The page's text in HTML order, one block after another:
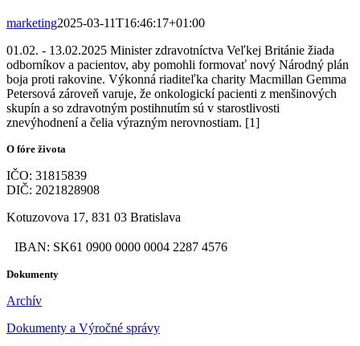
marketing2025-03-11T16:46:17+01:00
01.02. - 13.02.2025 Minister zdravotníctva Veľkej Británie žiada
odborníkov a pacientov, aby pomohli formovať nový Národný plán
boja proti rakovine. Výkonná riaditeľka charity Macmillan Gemma
Petersová zároveň varuje, že onkologickí pacienti z menšinových
skupín a so zdravotným postihnutím sú v starostlivosti
znevýhodnení a čelia výrazným nerovnostiam. [1]
O fóre života
IČO: 31815839
DIČ: 2021828908
Kotuzovova 17, 831 03 Bratislava
IBAN: SK61 0900 0000 0004 2287 4576
Dokumenty
Archív
Dokumenty a Výročné správy